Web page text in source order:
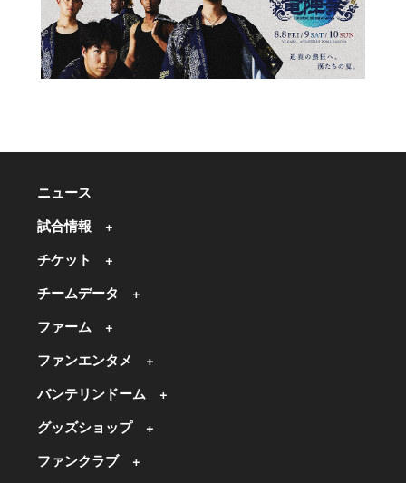
ニュース
試合情報
チケット
チームデータ
ファーム
ファンエンタメ
バンテリンドーム
グッズショップ
ファンクラブ